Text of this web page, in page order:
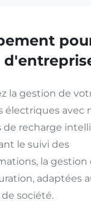
la gestion de
électriques avec
de recharge
le suivi des
la gestion
adaptées
société.